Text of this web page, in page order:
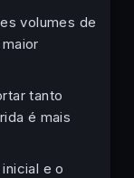
volumes de
tanto
é mais
e o